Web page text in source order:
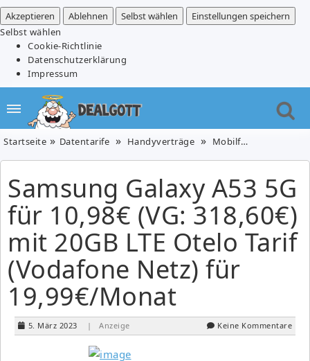
Akzeptieren
Ablehnen Selbst wählen
Einstellungen speichern
Selbst wählen
Cookie-Richtlinie
Datenschutzerklärung
Impressum
Startseite Datentarife Handyverträge Mobilfunk
Samsung Galaxy A53 5G
für 10,98€ (VG: 318,60€)
mit 20GB LTE Otelo Tarif
(Vodafone Netz) für
19,99€/Monat
5. März 2023 | Anzeige Keine Kommentare